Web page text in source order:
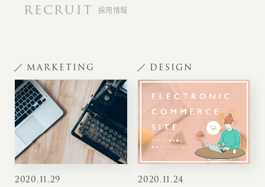
RECRUIT 採用情報
MARKETING
2020.11.29
DESIGN
2020.11.24